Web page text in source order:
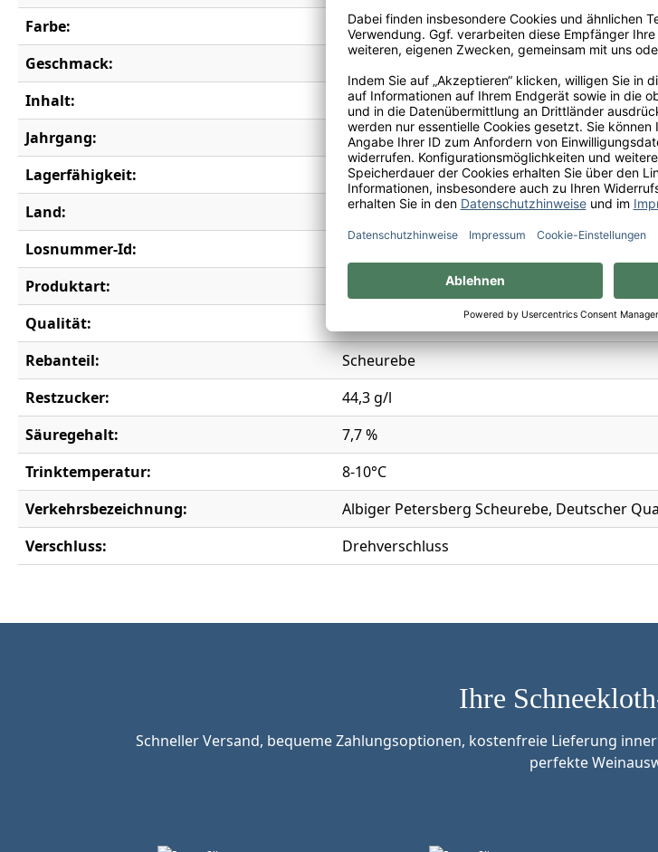
Farbe:
weiß
Geschmack:
Inhalt:
0,75 l
Jahrgang:
2023
Lagerfähigkeit:
5 Jahre
Land:
Deutschland
Losnummer-Id:
Produktart:
Qualität:
Rebanteil:
Scheurebe
Restzucker:
44,3 g/l
Säuregehalt:
7,7 %
Trinktemperatur:
8-10°C
Verkehrsbezeichnung:
Albiger Petersberg Scheurebe, Deutscher
Verschluss:
Drehverschluss
Ihre
Schneller Versand, bequeme Zahlungsoptionen, kostenfreie Lieferung
perfekte